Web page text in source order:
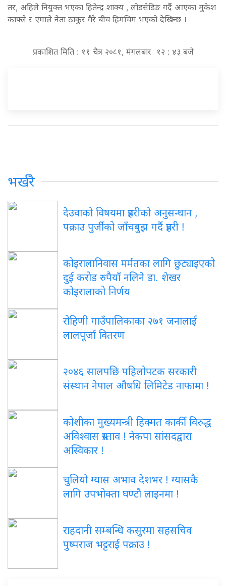
तर, अहिले नियुक्त भएका हितेन्द्र शाक्य , लोडसेडिङ गर्दै आएका मुकेश
काफ्ले र एमाले नेता ठाकुर गैरे बीच हिमचिम भएको देखिन्छ ।
प्रकाशित मिति : ११ चैत्र २०८१, मंगलबार १२ : ४३ बजे
भर्खरै
देउवाको विषयमा प्रहरीको अनुसन्धान ,
पक्राउ पुर्जीको जाँचबुझ गर्दै प्रहरी !
कोइरालानिवास मर्मतका लागि छुट्याइएको
दुई करोड रुपैयाँ नलिने डा. शेखर
कोइरालाको निर्णय
रोहिणी गाउँपालिकाका २७१ जनालाई
लालपूर्जा वितरण
२०४६ सालपछि पहिलोपटक सरकारी
संस्थान नेपाल औषधि लिमिटेड नाफामा !
कोशीका मुख्यमन्त्री हिक्मत कार्की विरुद्ध
अविश्वास प्रस्ताव ! नेकपा सांसदद्वारा
अस्विकार !
चुलियो ग्यास अभाव देशभर ! ग्यासकै
लागि उपभोक्ता घण्टौ लाइनमा !
राहदानी सम्बन्धि कसुरमा सहसचिव
पुष्पराज भट्टराई पक्राउ !